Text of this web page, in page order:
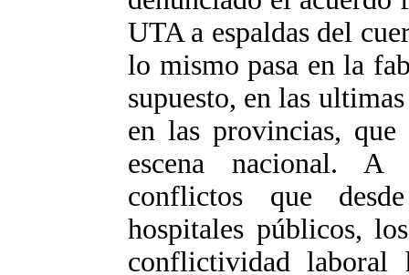
UTA a espaldas del
lo mismo pasa en la
supuesto, en las
en las provincias,
escena nacional. A
conflictos que
hospitales públicos,
conflictividad laboral